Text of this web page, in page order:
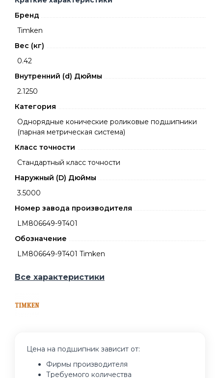
Бренд
Timken
Вес (кг)
0.42
Внутренний (d) Дюймы
2.1250
Категория
Однорядные конические роликовые подшипники
(парная метрическая система)
Класс точности
Стандартный класс точности
Наружный (D) Дюймы
3.5000
Номер завода производителя
LM806649-9T401
Обозначение
LM806649-9T401 Timken
Все характеристики
Цена на подшипник зависит от:
Фирмы производителя
Требуемого количества